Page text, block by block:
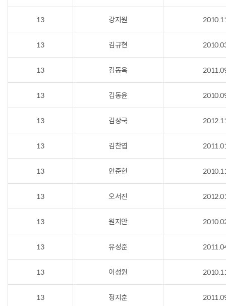
13 강지원
13 김규현
13 김동욱
13 김동윤
13 김상국
13 김찬엽
13 안준현
13 오서진
13 원지안
13 유성준
13 이성원
13 정지훈